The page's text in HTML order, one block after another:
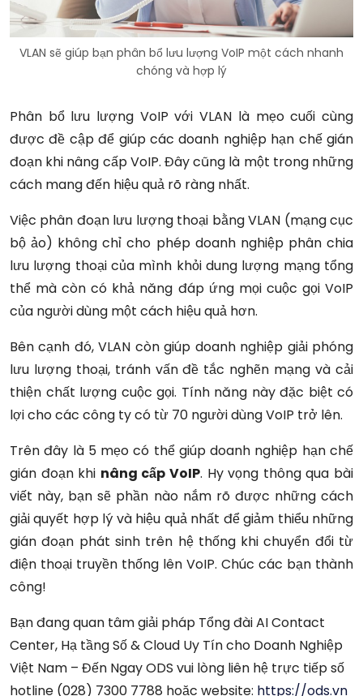
VLAN sẽ giúp bạn phân bổ lưu lượng VoIP một cách nhanh
chóng và hợp lý
Phân bổ lưu lượng VoIP với VLAN là mẹo cuối cùng
được đề cập để giúp các doanh nghiệp hạn chế gián
đoạn khi nâng cấp VoIP. Đây cũng là một trong những
cách mang đến hiệu quả rõ ràng nhất.
Việc phân đoạn lưu lượng thoại bằng VLAN (mạng cục
bộ ảo) không chỉ cho phép doanh nghiệp phân chia
lưu lượng thoại của mình khỏi dung lượng mạng tổng
thể mà còn có khả năng đáp ứng mọi cuộc gọi VoIP
của người dùng một cách hiệu quả hơn.
Bên cạnh đó, VLAN còn giúp doanh nghiệp giải phóng
lưu lượng thoại, tránh vấn đề tắc nghẽn mạng và cải
thiện chất lượng cuộc gọi. Tính năng này đặc biệt có
lợi cho các công ty có từ 70 người dùng VoIP trở lên.
Trên đây là 5 mẹo có thể giúp doanh nghiệp hạn chế
gián đoạn khi nâng cấp VoIP. Hy vọng thông qua bài
viết này, bạn sẽ phần nào nắm rõ được những cách
giải quyết hợp lý và hiệu quả nhất để giảm thiểu những
gián đoạn phát sinh trên hệ thống khi chuyển đổi từ
điện thoại truyền thống lên VoIP. Chúc các bạn thành
công!
Bạn đang quan tâm giải pháp Tổng đài AI Contact
Center, Hạ tầng Số & Cloud Uy Tín cho Doanh Nghiệp
Việt Nam – Đến Ngay ODS vui lòng liên hệ trực tiếp số
hotline (028) 7300 7788 hoặc website: https://ods.vn